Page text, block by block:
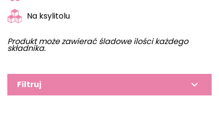
Na ksylitolu
Produkt może zawierać śladowe ilości każdego
składnika.
Filtruj